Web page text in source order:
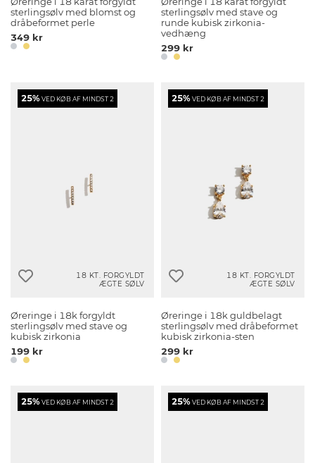
sterlingsølv med blomst og
dråbeformet perle
349 kr
sterlingsølv med stave og
runde kubisk zirkonia-
vedhæng
299 kr
25%VED KØB AF MINDST 2
18 KT. FORGYLDT
ÆGTE SØLV
Øreringe i 18k forgyldt
sterlingsølv med stave og
kubisk zirkonia
199 kr
25%VED KØB AF MINDST 2
18 KT. FORGYLDT
ÆGTE SØLV
Øreringe i 18k guldbelagt
sterlingsølv med dråbeformet
kubisk zirkonia-sten
299 kr
25%VED KØB AF MINDST 2 25%VED KØB AF MINDST 2